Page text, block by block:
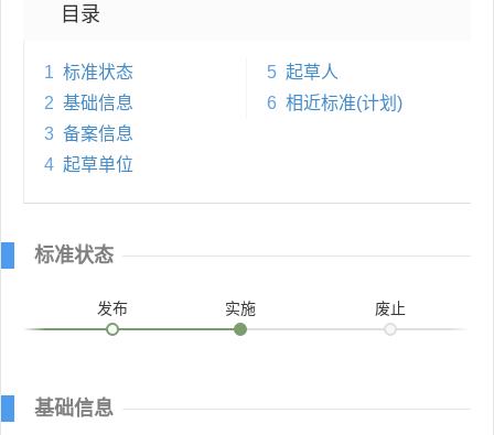
目录
1 标准状态
2 基础信息
3 备案信息
4 起草单位
5 起草人
6 相近标准(计划)
标准状态
发布 实施 废止
基础信息